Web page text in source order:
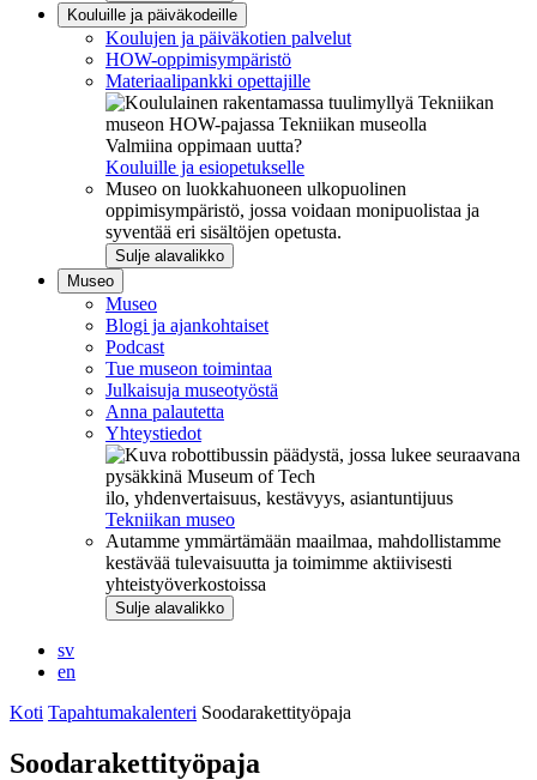
Kouluille ja päiväkodeille
Koulujen ja päiväkotien palvelut
HOW-oppimisympäristö
Materiaalipankki opettajille
Valmiina oppimaan uutta?
Kouluille ja esiopetukselle
Museo on luokkahuoneen ulkopuolinen
oppimisympäristö, jossa voidaan monipuolistaa ja
syventää eri sisältöjen opetusta.
Sulje alavalikko
Museo
Museo
Blogi ja ajankohtaiset
Podcast
Tue museon toimintaa
Julkaisuja museotyöstä
Anna palautetta
Yhteystiedot
ilo, yhdenvertaisuus, kestävyys, asiantuntijuus
Tekniikan museo
Autamme ymmärtämään maailmaa, mahdollistamme
kestävää tulevaisuutta ja toimimme aktiivisesti
yhteistyöverkostoissa
Sulje alavalikko
sv
en
Koti Tapahtumakalenteri Soodarakettityöpaja
Soodarakettityöpaja